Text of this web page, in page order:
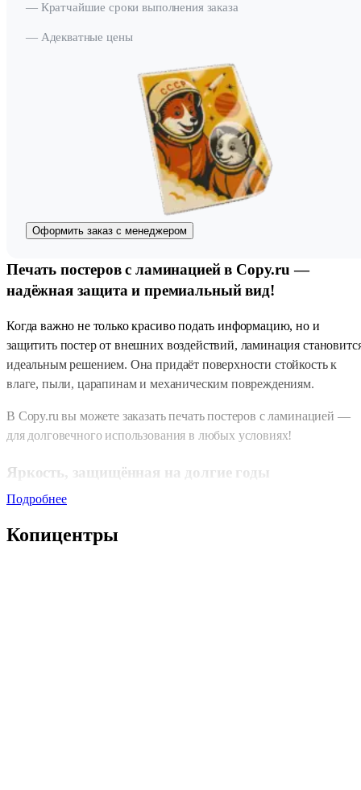
— Кратчайшие сроки выполнения заказа
— Адекватные цены
Оформить заказ с менеджером
Печать постеров с ламинацией в Copy.ru —
надёжная защита и премиальный вид!
Когда важно не только красиво подать информацию, но и
защитить постер от внешних воздействий, ламинация
идеальным решением. Она придаёт поверхности стойкость к
влаге, пыли, царапинам и механическим повреждениям.
В Copy.ru вы можете заказать печать постеров с ламинацией —
для долговечного использования в любых условиях!
Яркость, защищённая на долгие годы
Ламинированный постер не теряет насыщенности цветов,
сохраняет чёткость линий и остаётся презентабельным даже при
частом контакте. Такое решение идеально для интерьерного
Подробнее
Копицентры